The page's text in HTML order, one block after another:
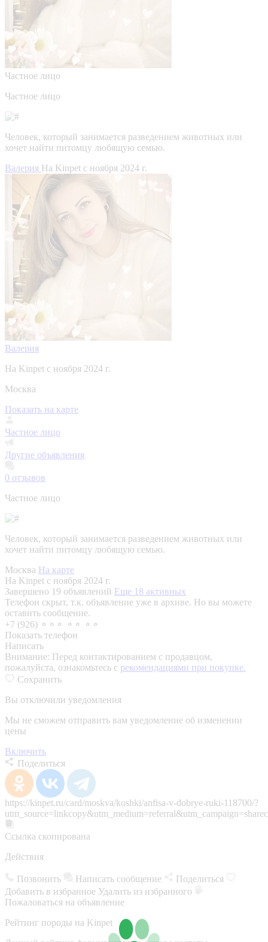
Частное лицо
Частное лицо
Человек, который занимается разведением животных или
хочет найти питомцу любящую семью.
Валерия На Kinpet c ноября 2024 г.
Валерия
На Kinpet c ноября 2024 г.
Москва
Показать на карте
Частное лицо
Другие объявления
0 отзывов
Частное лицо
Человек, который занимается разведением животных или
хочет найти питомцу любящую семью.
Москва На карте
На Kinpet c ноября 2024 г.
Завершено 19 объявлений Еще 18 активных
Телефон скрыт, т.к. объявление уже в архиве. Но вы можете
оставить сообщение.
+7 (926) ⚬⚬⚬ ⚬⚬ ⚬⚬
Показать телефон
Написать
Внимание: Перед контактированием с продавцом,
пожалуйста, ознакомьтесь с рекомендациями при покупке.
Сохранить
Вы отключили уведомления
Мы не сможем отправить вам уведомление об изменении
цены
Включить
Поделиться
https://kinpet.ru/card/moskva/koshki/anfisa-v-dobrye-ruki-118700/?
Ссылка скопирована
Действия
Позвонить Написать сообщение
Поделиться
Добавить в избранное Удалить из избранного
Пожаловаться на объявление
Рейтинг породы на Kinpet